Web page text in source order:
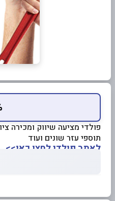
פולדי מציעה שיווק ומכירה
תוספי עזר שונים ועוד
לאתר פולדי לחצו כאן>>